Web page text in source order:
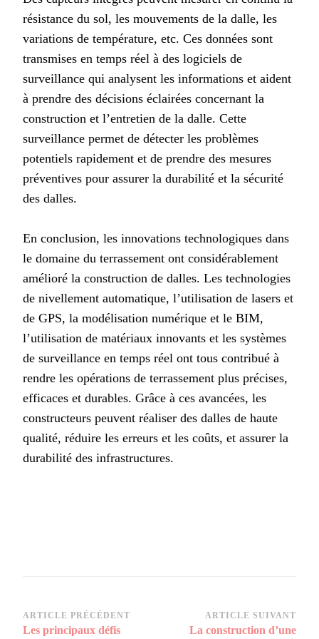
résistance du sol, les mouvements de la dalle, les
variations de température, etc. Ces données sont
transmises en temps réel à des logiciels de
surveillance qui analysent les informations et aident
à prendre des décisions éclairées concernant la
construction et l’entretien de la dalle. Cette
surveillance permet de détecter les problèmes
potentiels rapidement et de prendre des mesures
préventives pour assurer la durabilité et la sécurité
des dalles.
En conclusion, les innovations technologiques dans
le domaine du terrassement ont considérablement
amélioré la construction de dalles. Les technologies
de nivellement automatique, l’utilisation de lasers et
de GPS, la modélisation numérique et le BIM,
l’utilisation de matériaux innovants et les systèmes
de surveillance en temps réel ont tous contribué à
rendre les opérations de terrassement plus précises,
efficaces et durables. Grâce à ces avancées, les
constructeurs peuvent réaliser des dalles de haute
qualité, réduire les erreurs et les coûts, et assurer la
durabilité des infrastructures.
Navigation
ARTICLE PRÉCÉDENT
Les principaux défis
ARTICLE SUIVANT
La construction d’une